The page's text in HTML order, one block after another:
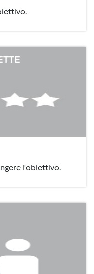
l'obiettivo.